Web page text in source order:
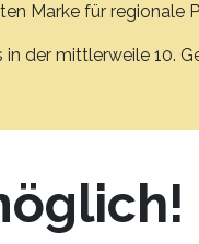
Marke für regionale
der mittlerweile 10.